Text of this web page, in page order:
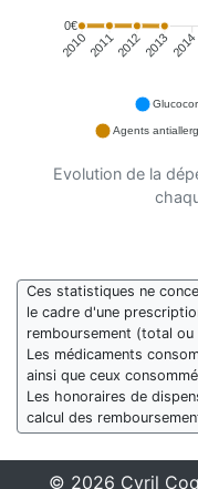
0€
2010201120122013 2014
Agents
Evolution de la
Ces statistiques ne
le cadre d'une
remboursement (total ou
Les médicaments
ainsi que ceux
Les honoraires de
calcul des
© 2026 Cyril